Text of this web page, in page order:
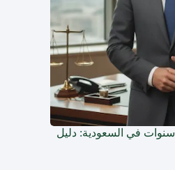
كم مكافأة نهاية الخدمة بعد 10 سنوات في السعودية: دليل